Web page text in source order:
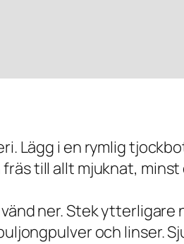
Lägg i en rymlig
till allt mjuknat,
ner. Stek ytterligare
och linser.